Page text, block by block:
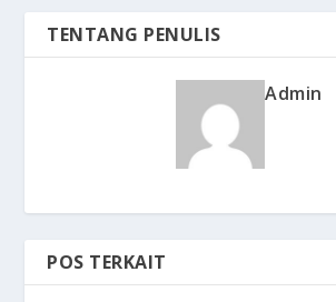
TENTANG PENULIS
Admin
POS TERKAIT